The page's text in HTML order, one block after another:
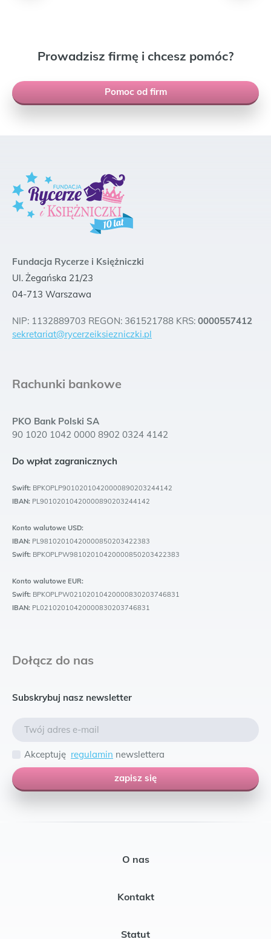
Prowadzisz firmę i chcesz pomóc?
Pomoc od firm
Fundacja Rycerze i Księżniczki
Ul. Żegańska 21/23
04-713 Warszawa
NIP: 1132889703 REGON: 361521788 KRS: 0000557412
sekretariat@rycerzeiksiezniczki.pl
Rachunki bankowe
PKO Bank Polski SA
90 1020 1042 0000 8902 0324 4142
Do wpłat zagranicznych
Swift: BPKOPLP90102010420000890203244142
IBAN: PL90102010420000890203244142
Konto walutowe USD:
IBAN: PL98102010420000850203422383
Swift: BPKOPLPW98102010420000850203422383
Konto walutowe EUR:
Swift: BPKOPLPW02102010420000830203746831
IBAN: PL02102010420000830203746831
Dołącz do nas
Subskrybuj nasz newsletter
Akceptuję regulamin newslettera
zapisz się
O nas
Kontakt
Statut